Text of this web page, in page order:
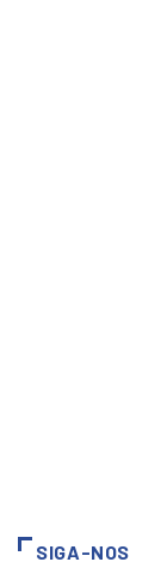
SIGA-NOS